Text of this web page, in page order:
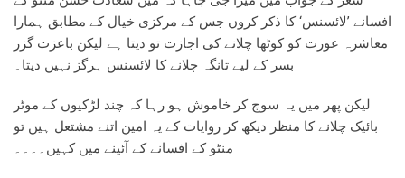
افسانے ’لائسنس‘ کا ذکر کروں جس کے مرکزی خیال کے مطابق ہمارا
معاشرہ عورت کو کوٹھا چلانے کی اجازت تو دیتا ہے لیکن باعزت گزر
لیکن پھر میں یہ سوچ کر خاموش ہو رہا کہ چند لڑکیوں کے موٹر
بائیک چلانے کا منظر دیکھ کر روایات کے یہ امین اتنے مشتعل ہیں تو
منٹو کے افسانے کے آئینے میں کہیں۔۔۔۔